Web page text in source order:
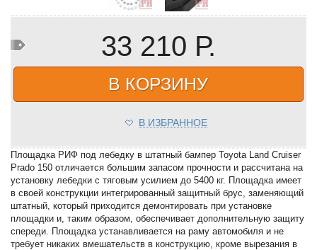
33 210 Р.
В КОРЗИНУ
В ИЗБРАННОЕ
Площадка РИФ под лебедку в штатный бампер Toyota Land Cruiser
Prado 150 отличается большим запасом прочности и рассчитана на
установку лебедки с тяговым усилием до 5400 кг. Площадка имеет
в своей конструкции интегрированный защитный брус, заменяющий
штатный, который приходится демонтировать при установке
площадки и, таким образом, обеспечивает дополнительную защиту
спереди. Площадка устанавливается на раму автомобиля и не
требует никаких вмешательств в конструкцию, кроме вырезания в